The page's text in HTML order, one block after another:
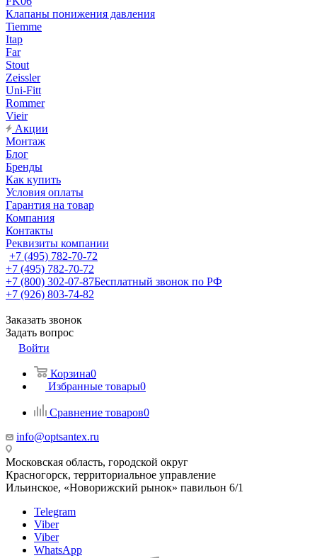
Клапаны понижения давления
Tiemme
Itap
Far
Stout
Zeissler
Uni-Fitt
Rommer
Vieir
Акции
Монтаж
Блог
Бренды
Как купить
Условия оплаты
Гарантия на товар
Компания
Контакты
Реквизиты компании
+7 (495) 782-70-72
+7 (495) 782-70-72
+7 (800) 302-07-87Бесплатный звонок по РФ
+7 (926) 803-74-82
Заказать звонок
Задать вопрос
Войти
Корзина0
Избранные товары0
Сравнение товаров0
info@optsantex.ru
Московская область, городской округ
Красногорск, территориальное управление
Ильинское, «Новорижский рынок» павильон 6/1
Telegram
Viber
Viber
WhatsApp